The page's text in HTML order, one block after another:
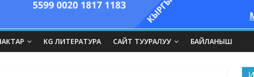
KG ЛИТЕРАТУРА САЙТ ТУУРАЛУУ БАЙЛАНЫШ